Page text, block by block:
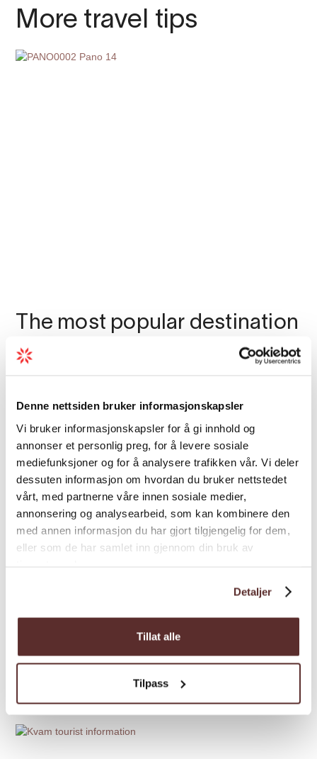
Denne nettsiden bruker informasjonskapsler
Vi bruker informasjonskapsler for å gi innhold og
annonser et personlig preg, for å levere sosiale
mediefunksjoner og for å analysere trafikken vår. Vi deler
dessuten informasjon om hvordan du bruker nettstedet
vårt, med partnerne våre innen sosiale medier,
annonsering og analysearbeid, som kan kombinere den
med annen informasjon du har gjort tilgjengelig for dem,
eller som de har samlet inn gjennom din bruk av
Detaljer
Tillat alle
Tilpass
More travel tips
The most popular destination
in Norway?
Why you should visit
Hardanger during autumn